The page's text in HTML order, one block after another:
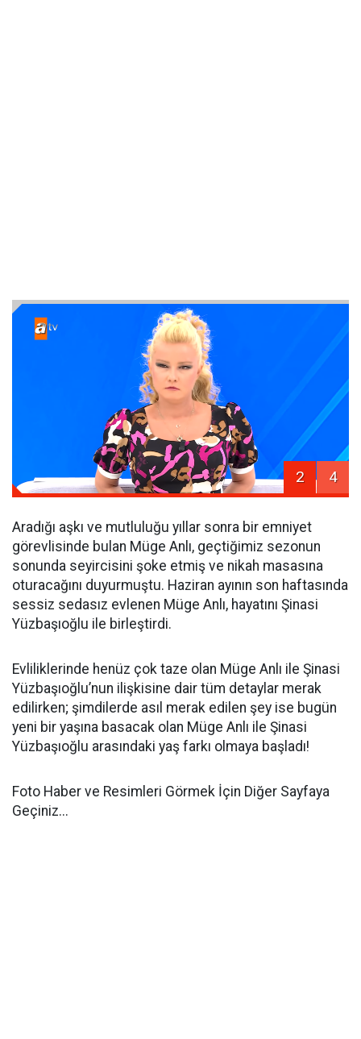
2 4
Aradığı aşkı ve mutluluğu yıllar sonra bir emniyet
görevlisinde bulan Müge Anlı, geçtiğimiz sezonun
sonunda seyircisini şoke etmiş ve nikah masasına
oturacağını duyurmuştu. Haziran ayının son haftasında
sessiz sedasız evlenen Müge Anlı, hayatını Şinasi
Yüzbaşıoğlu ile birleştirdi.
Evliliklerinde henüz çok taze olan Müge Anlı ile Şinasi
Yüzbaşıoğlu’nun ilişkisine dair tüm detaylar merak
edilirken; şimdilerde asıl merak edilen şey ise bugün
yeni bir yaşına basacak olan Müge Anlı ile Şinasi
Yüzbaşıoğlu arasındaki yaş farkı olmaya başladı!
Foto Haber ve Resimleri Görmek İçin Diğer Sayfaya
Geçiniz...